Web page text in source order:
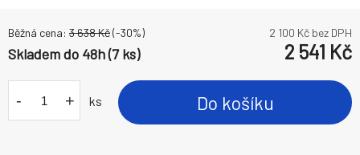
Běžná cena: 3 638Kč(-30%) 2 100 Kč bez DPH
Skladem do 48h (7 ks) 2 541 Kč
- + ks Do košíku